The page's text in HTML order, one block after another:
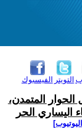
الفيسبوك التويتر
الحوار المتمدن،
اليساري الحر